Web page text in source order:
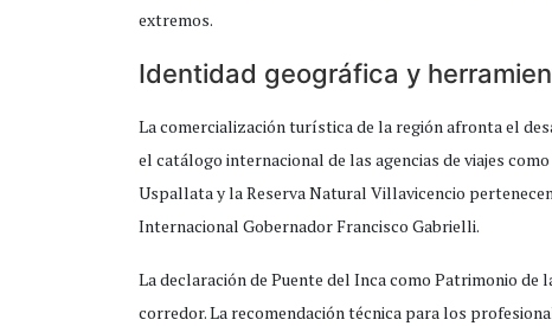
extremos.
Identidad geográfica y
La comercialización turística de la región afronta el
el catálogo internacional de las agencias de viajes
Uspallata y la Reserva Natural Villavicencio
Internacional Gobernador Francisco Gabrielli.
La declaración de Puente del Inca como Patrimonio
corredor. La recomendación técnica para los